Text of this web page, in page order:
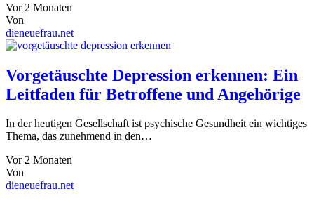
Vor 2 Monaten
Von
dieneuefrau.net
Vorgetäuschte Depression erkennen: Ein
Leitfaden für Betroffene und Angehörige
In der heutigen Gesellschaft ist psychische Gesundheit ein wichtiges
Thema, das zunehmend in den…
Vor 2 Monaten
Von
dieneuefrau.net